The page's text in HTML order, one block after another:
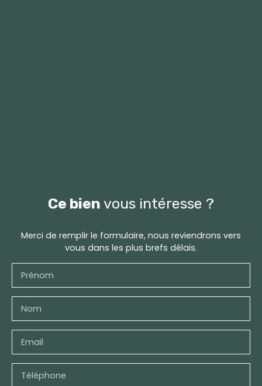
Ce bien vous intéresse ?
Merci de remplir le formulaire, nous reviendrons vers
vous dans les plus brefs délais.
Prénom
Nom
Email
Téléphone